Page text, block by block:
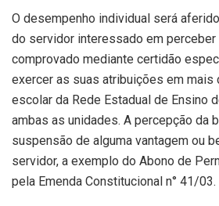
O desempenho individual será
do servidor interessado em
comprovado mediante certidão
exercer as suas atribuições em mais
escolar da Rede Estadual de Ensino
ambas as unidades. A percepção da
suspensão de alguma vantagem ou
servidor, a exemplo do Abono de
pela Emenda Constitucional n° 41/03.